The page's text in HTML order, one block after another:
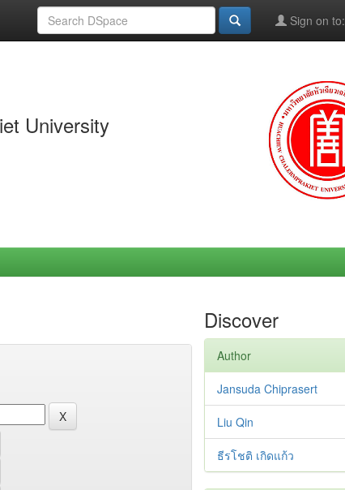
Sign on to:
University
Discover
Author
Jansuda Chiprasert
Liu Qin
ธีรโชติ เกิดแก้ว